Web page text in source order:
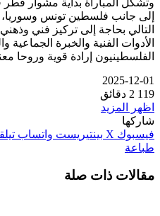
وتشكل المباراة بداية مشوار
إلى جانب فلسطين تونس وسوريا،
التالي بحاجة إلى تركيز فني
الأدوات الفنية والخبرة
الفلسطينيون إرادة قوية وروحا
2025-12-01
119 2 دقائق
اظهر المزيد
شاركها
فيسبوك ‫X بينتيريست واتساب
طباعة
مقالات ذات صلة